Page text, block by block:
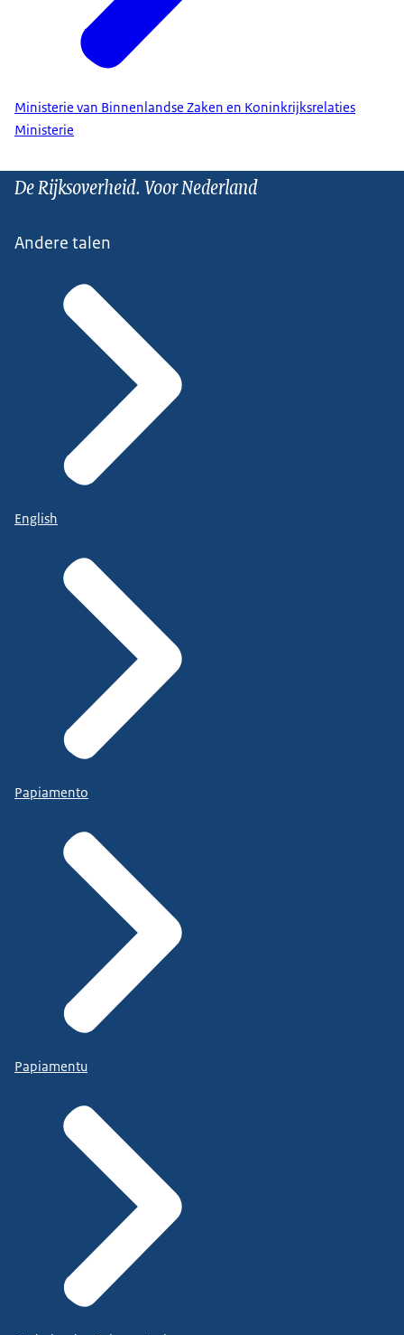
Ministerie van Binnenlandse Zaken en Koninkrijksrelaties
Ministerie
De Rijksoverheid. Voor Nederland
Andere talen
English
Papiamento
Papiamentu